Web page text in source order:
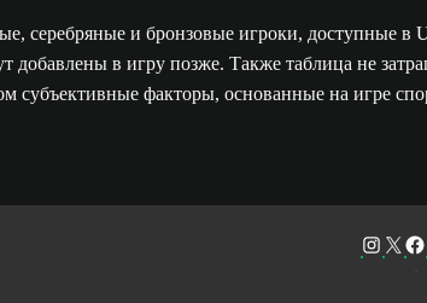
серебряные и бронзовые игроки, доступные
добавлены в игру позже. Также таблица не
субъективные факторы, основанные на игре